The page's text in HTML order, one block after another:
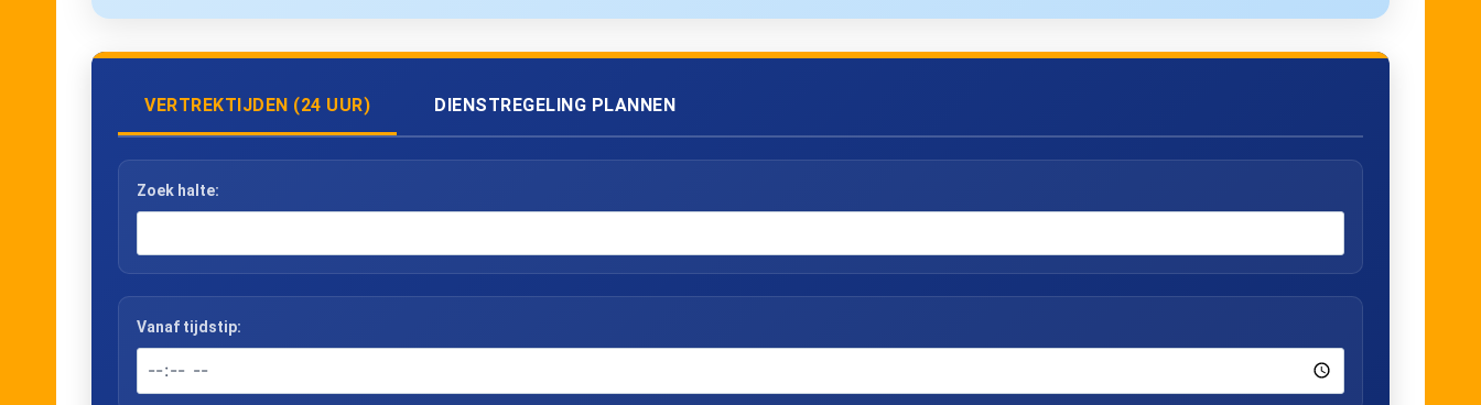
VERTREKTIJDEN (24 UUR) DIENSTREGELING PLANNEN
Zoek halte:
Vanaf tijdstip: